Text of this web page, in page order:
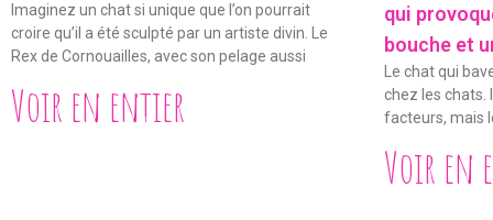
Imaginez un chat si unique que l’on pourrait
croire qu’il a été sculpté par un artiste divin. Le
Rex de Cornouailles, avec son pelage aussi
Voir en entier
qui
bouche et
Le chat qui
chez les chats.
facteurs, mais
Voir en